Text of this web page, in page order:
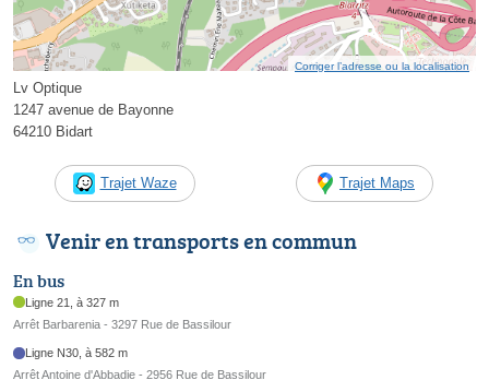
Corriger l’adresse ou la localisation
Lv Optique
1247 avenue de Bayonne
64210 Bidart
Trajet Waze Trajet Maps
Venir en transports en commun
En bus
Ligne 21, à 327 m
Arrêt Barbarenia - 3297 Rue de Bassilour
Ligne N30, à 582 m
Arrêt Antoine d'Abbadie - 2956 Rue de Bassilour